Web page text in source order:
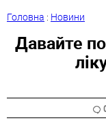
Головна : Новини
Давайте